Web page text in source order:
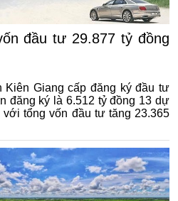
đầu tư 29.877 tỷ đồng
Kiên Giang cấp đăng ký đầu tư
đăng ký là 6.512 tỷ đồng 13 dự
tổng vốn đầu tư tăng 23.365